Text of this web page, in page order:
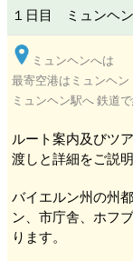
１日目 ミュンヘン
ミュンヘンへは
最寄空港はミュンヘン
ミュンヘン駅へ 鉄道
ルート案内及びツ
渡しと詳細をご説明
バイエルン州の州
ン 、市庁舎、ホフ
ります。